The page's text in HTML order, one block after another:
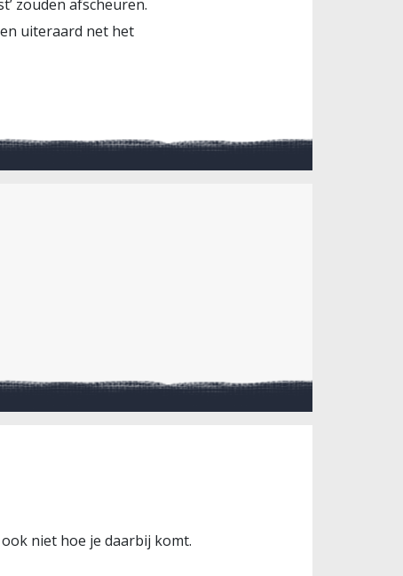
zouden afscheuren.
uiteraard net het
niet hoe je daarbij komt.